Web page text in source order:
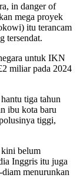
in danger of
mega proyek
itu terancam
tersendat.
untuk IKN
miliar pada 2024
tiga tahun
ibu kota baru
tiggi,
kini belum
Inggris itu juga
menurunkan